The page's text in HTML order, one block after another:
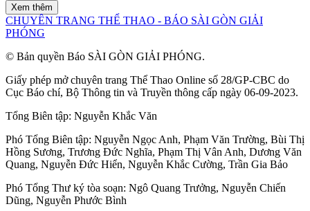
Xem thêm
CHUYÊN TRANG THỂ THAO - BÁO SÀI GÒN GIẢI
PHÓNG
© Bản quyền Báo SÀI GÒN GIẢI PHÓNG.
Giấy phép mở chuyên trang Thể Thao Online số 28/GP-CBC do
Cục Báo chí, Bộ Thông tin và Truyền thông cấp ngày 06-09-2023.
Tổng Biên tập: Nguyễn Khắc Văn
Phó Tổng Biên tập: Nguyễn Ngọc Anh, Phạm Văn Trường, Bùi Thị
Hồng Sương, Trương Đức Nghĩa, Phạm Thị Vân Anh, Dương Văn
Quang, Nguyễn Đức Hiển, Nguyễn Khắc Cường, Trần Gia Bảo
Phó Tổng Thư ký tòa soạn: Ngô Quang Trưởng, Nguyễn Chiến
Dũng, Nguyễn Phước Bình